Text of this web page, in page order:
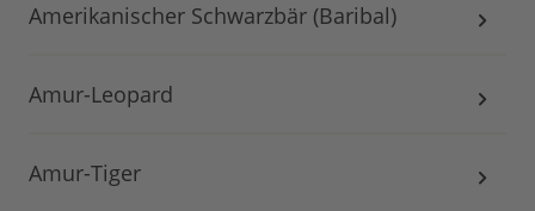
Amerikanischer Schwarzbär (Baribal)
Amur-Leopard
Amur-Tiger